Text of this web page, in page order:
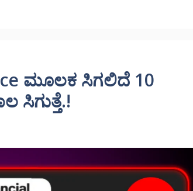
ಮೂಲಕ ಸಿಗಲಿದೆ 10
ಸಿಗುತ್ತೆ.!